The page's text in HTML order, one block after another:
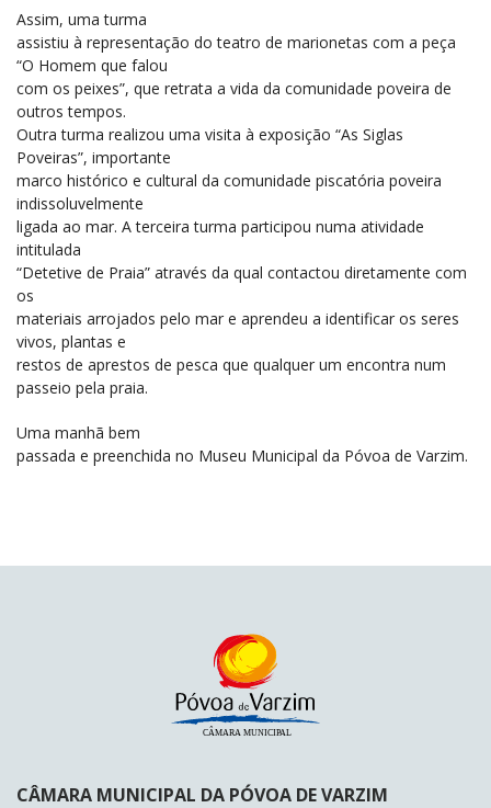
Assim, uma turma
assistiu à representação do teatro de marionetas com a peça
“O Homem que falou
com os peixes”, que retrata a vida da comunidade poveira de
outros tempos.
Outra turma realizou uma visita à exposição “As Siglas
Poveiras”, importante
marco histórico e cultural da comunidade piscatória poveira
indissoluvelmente
ligada ao mar. A terceira turma participou numa atividade
intitulada
“Detetive de Praia” através da qual contactou diretamente com
os
materiais arrojados pelo mar e aprendeu a identificar os seres
vivos, plantas e
restos de aprestos de pesca que qualquer um encontra num
passeio pela praia.
Uma manhã bem
passada e preenchida no Museu Municipal da Póvoa de Varzim.
CÂMARA MUNICIPAL DA PÓVOA DE VARZIM